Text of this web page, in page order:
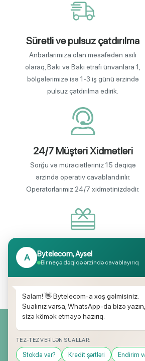
Sürətli və pulsuz çatdırılma
Anbarlarımıza olan məsafədən asılı
olaraq, Bakı və Bakı ətrafı ünvanlara 1,
bölgələrimizə isə 1-3 iş günü ərzində
pulsuz çatdırılma edirik.
24/7 Müştəri Xidmətləri
Sorğu və müraciətləriniz 15 dəqiqə
ərzində operativ cavablandırılır.
Operatorlarımız 24/7 xidmətinizdədir.
Endirimli məhsul seçimi
Mağazalarımızda mütəmadi olaraq,
kampaniyaları keçirilir.
Yeniliklərimizdən ilk siz
A Bytelecom, Aysel
Bir neçə dəqiqə ərzində cavablayırıq
Salam! 👋 Bytelecom-a xoş gəlmisiniz.
Sualınız varsa, WhatsApp-da bizə yazın,
sizə kömək etməyə hazırıq.
TEZ-TEZ VERILƏN SUALLAR:
Stokda var? Kredit şərtləri Endirim